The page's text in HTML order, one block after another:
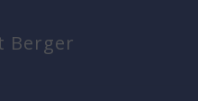
Berger